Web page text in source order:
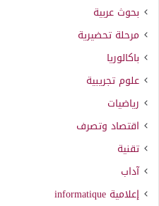
بحوث عربية
مرحلة تحضيرية
باكالوريا
علوم تجريبية
رياضيات
اقتصاد وتصرف
تقنية
آداب
إعلامية informatique